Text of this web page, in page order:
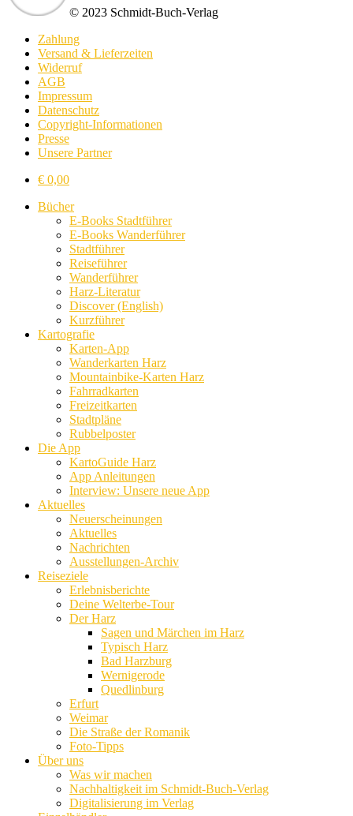
© 2023 Schmidt-Buch-Verlag
Zahlung
Versand & Lieferzeiten
Widerruf
AGB
Impressum
Datenschutz
Copyright-Informationen
Presse
Unsere Partner
€ 0,00
Bücher
E-Books Stadtführer
E-Books Wanderführer
Stadtführer
Reiseführer
Wanderführer
Harz-Literatur
Discover (English)
Kurzführer
Kartografie
Karten-App
Wanderkarten Harz
Mountainbike-Karten Harz
Fahrradkarten
Freizeitkarten
Stadtpläne
Rubbelposter
Die App
KartoGuide Harz
App Anleitungen
Interview: Unsere neue App
Aktuelles
Neuerscheinungen
Aktuelles
Nachrichten
Ausstellungen-Archiv
Reiseziele
Erlebnisberichte
Deine Welterbe-Tour
Der Harz
Sagen und Märchen im Harz
Typisch Harz
Bad Harzburg
Wernigerode
Quedlinburg
Erfurt
Weimar
Die Straße der Romanik
Foto-Tipps
Über uns
Was wir machen
Nachhaltigkeit im Schmidt-Buch-Verlag
Digitalisierung im Verlag